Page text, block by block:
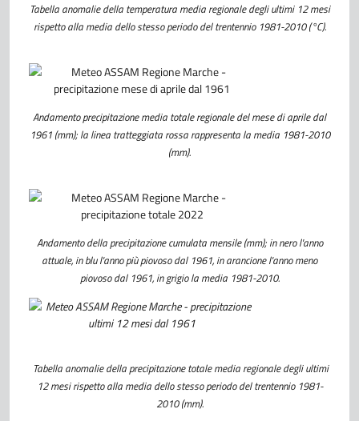
Tabella anomalie della temperatura media regionale degli ultimi 12 mesi
rispetto alla media dello stesso periodo del trentennio 1981-2010 (°C).
Andamento precipitazione media totale regionale del mese di aprile dal
1961 (mm); la linea tratteggiata rossa rappresenta la media 1981-2010
(mm).
Andamento della precipitazione cumulata mensile (mm); in nero l'anno
attuale, in blu l'anno più piovoso dal 1961, in arancione l'anno meno
piovoso dal 1961, in grigio la media 1981-2010.
Tabella anomalie della precipitazione totale media regionale degli ultimi
12 mesi rispetto alla media dello stesso periodo del trentennio 1981-
2010 (mm).